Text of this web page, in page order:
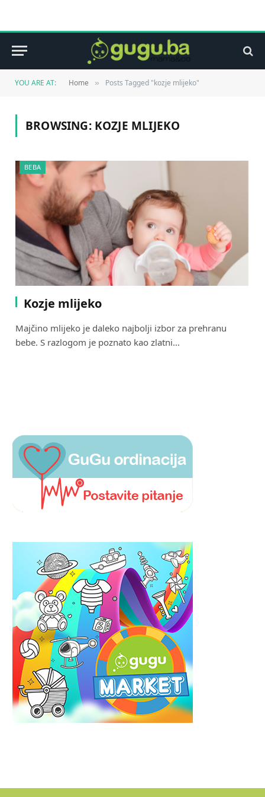
YOU ARE AT: Home » Posts Tagged "kozje mlijeko"
BROWSING: KOZJE MLIJEKO
BEBA
Kozje mlijeko
Majčino mlijeko je daleko najbolji izbor za prehranu
bebe. S razlogom je poznato kao zlatni…